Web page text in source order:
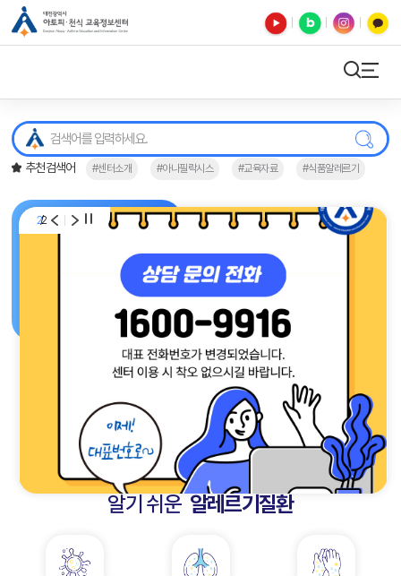
추천검색어 #센터소개 #아나필락시스 #교육자료 #식품알레르기
2/2
알기 쉬운 알레르기질환